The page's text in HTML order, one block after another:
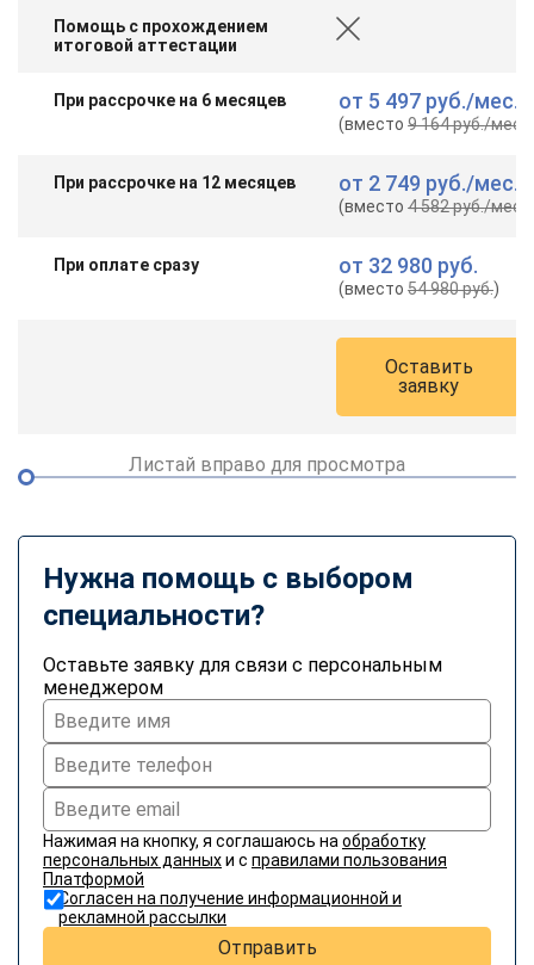
Помощь с прохождением
итоговой аттестации
При рассрочке на 6 месяцев от 5 497 руб./мес.
(вместо9 164 руб./мес.
При рассрочке на 12 месяцев от 2 749 руб./мес.
(вместо4 582 руб./мес.
При оплате сразу от 32 980 руб.
(вместо54 980 руб.)
Оставить
заявку
Листай вправо для просмотра
Нужна помощь с выбором
специальности?
Оставьте заявку для связи с персональным
менеджером
Нажимая на кнопку, я соглашаюсь на обработку
персональных данныхи с правилами пользования
Платформой
Согласен на получение информационной и
рекламной рассылки
Отправить